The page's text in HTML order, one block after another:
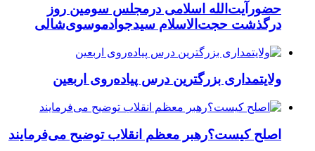
حضورآیت‌الله اسلامی درمجلس سومین روز
درگذشت حجت‌الاسلام سیدجوادموسوی‌شالی
ولایتمداری بزرگترین درس پیاده‌روی اربعین
اصلح کیست؟رهبر معظم انقلاب توضیح می‌فرمایند